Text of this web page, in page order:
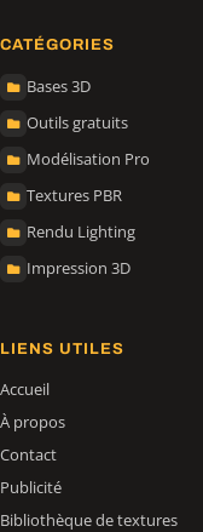
CATÉGORIES
Bases 3D
Outils gratuits
Modélisation Pro
Textures PBR
Rendu Lighting
Impression 3D
LIENS UTILES
Accueil
À propos
Contact
Publicité
Bibliothèque de textures